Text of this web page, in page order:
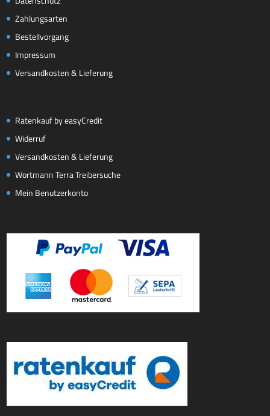
Zahlungsarten
Bestellvorgang
Impressum
Versandkosten & Lieferung
Ratenkauf by easyCredit
Widerruf
Versandkosten & Lieferung
Wortmann Terra Treibersuche
Mein Benutzerkonto